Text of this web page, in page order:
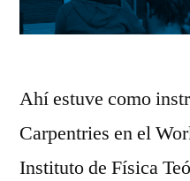
Ahí estuve como
Carpentries en el
Instituto de Física